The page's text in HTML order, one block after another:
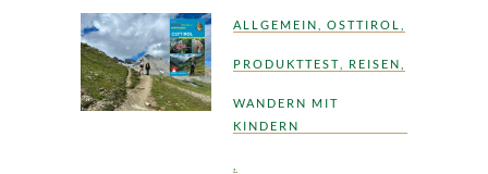
ALLGEMEIN OSTTIROL
PRODUKTTEST REISEN
WANDERN MIT
KINDERN